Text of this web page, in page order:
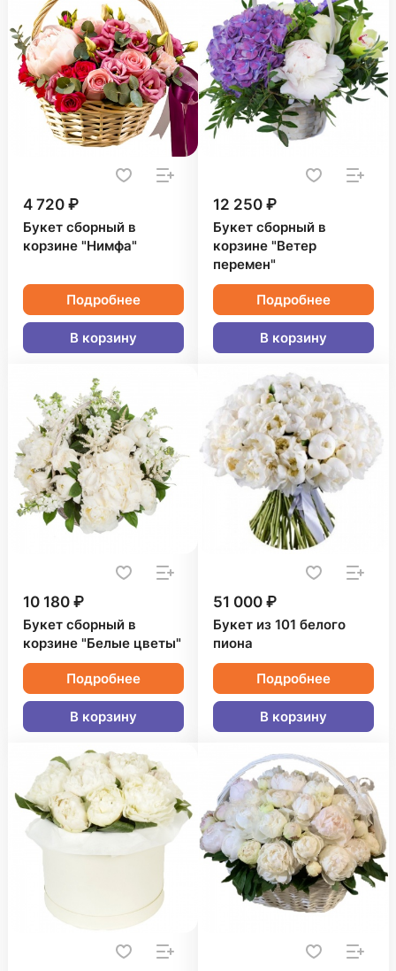
4 720 ₽
Букет сборный в
корзине "Нимфа"
Подробнее
В корзину
12 250 ₽
Букет сборный в
корзине "Ветер
перемен"
Подробнее
В корзину
10 180 ₽
Букет сборный в
корзине "Белые цветы"
Подробнее
В корзину
51 000 ₽
Букет из 101 белого
пиона
Подробнее
В корзину